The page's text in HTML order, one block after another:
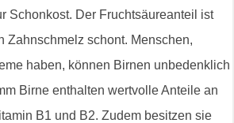
Schonkost. Der Fruchtsäureanteil ist
Zahnschmelz schont. Menschen,
haben, können Birnen unbedenklich
Birne enthalten wertvolle Anteile an
B1 und B2. Zudem besitzen sie